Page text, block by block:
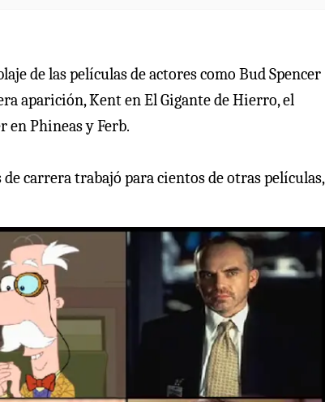
de las películas de actores como Bud Spencer
aparición, Kent en El Gigante de Hierro, el
Phineas y Ferb.
de carrera trabajó para cientos de otras películas,